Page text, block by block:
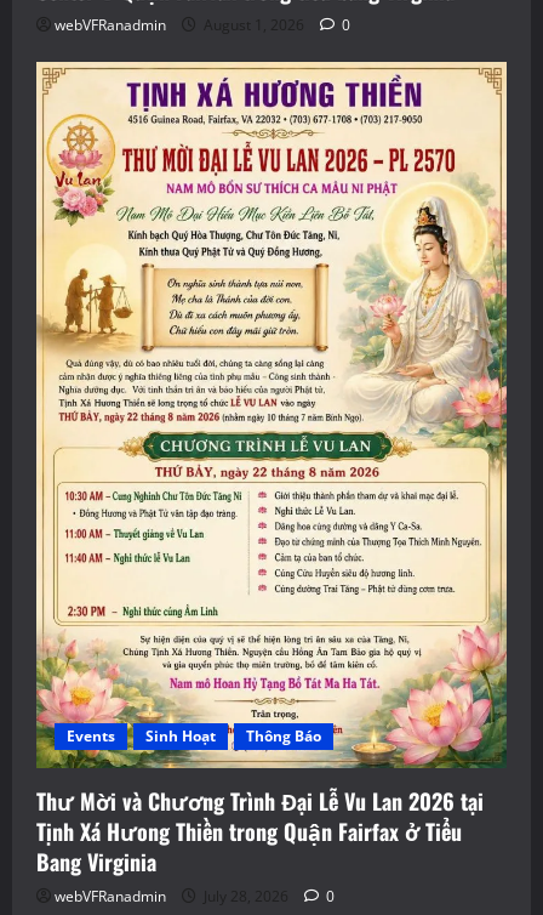
webVFRanadmin August 1, 2026 0
Events Sinh Hoạt Thông Báo
Thư Mời và Chương Trình Đại Lễ Vu Lan 2026 tại
Tịnh Xá Hưong Thiền trong Quận Fairfax ở Tiểu
Bang Virginia
webVFRanadmin July 28, 2026 0